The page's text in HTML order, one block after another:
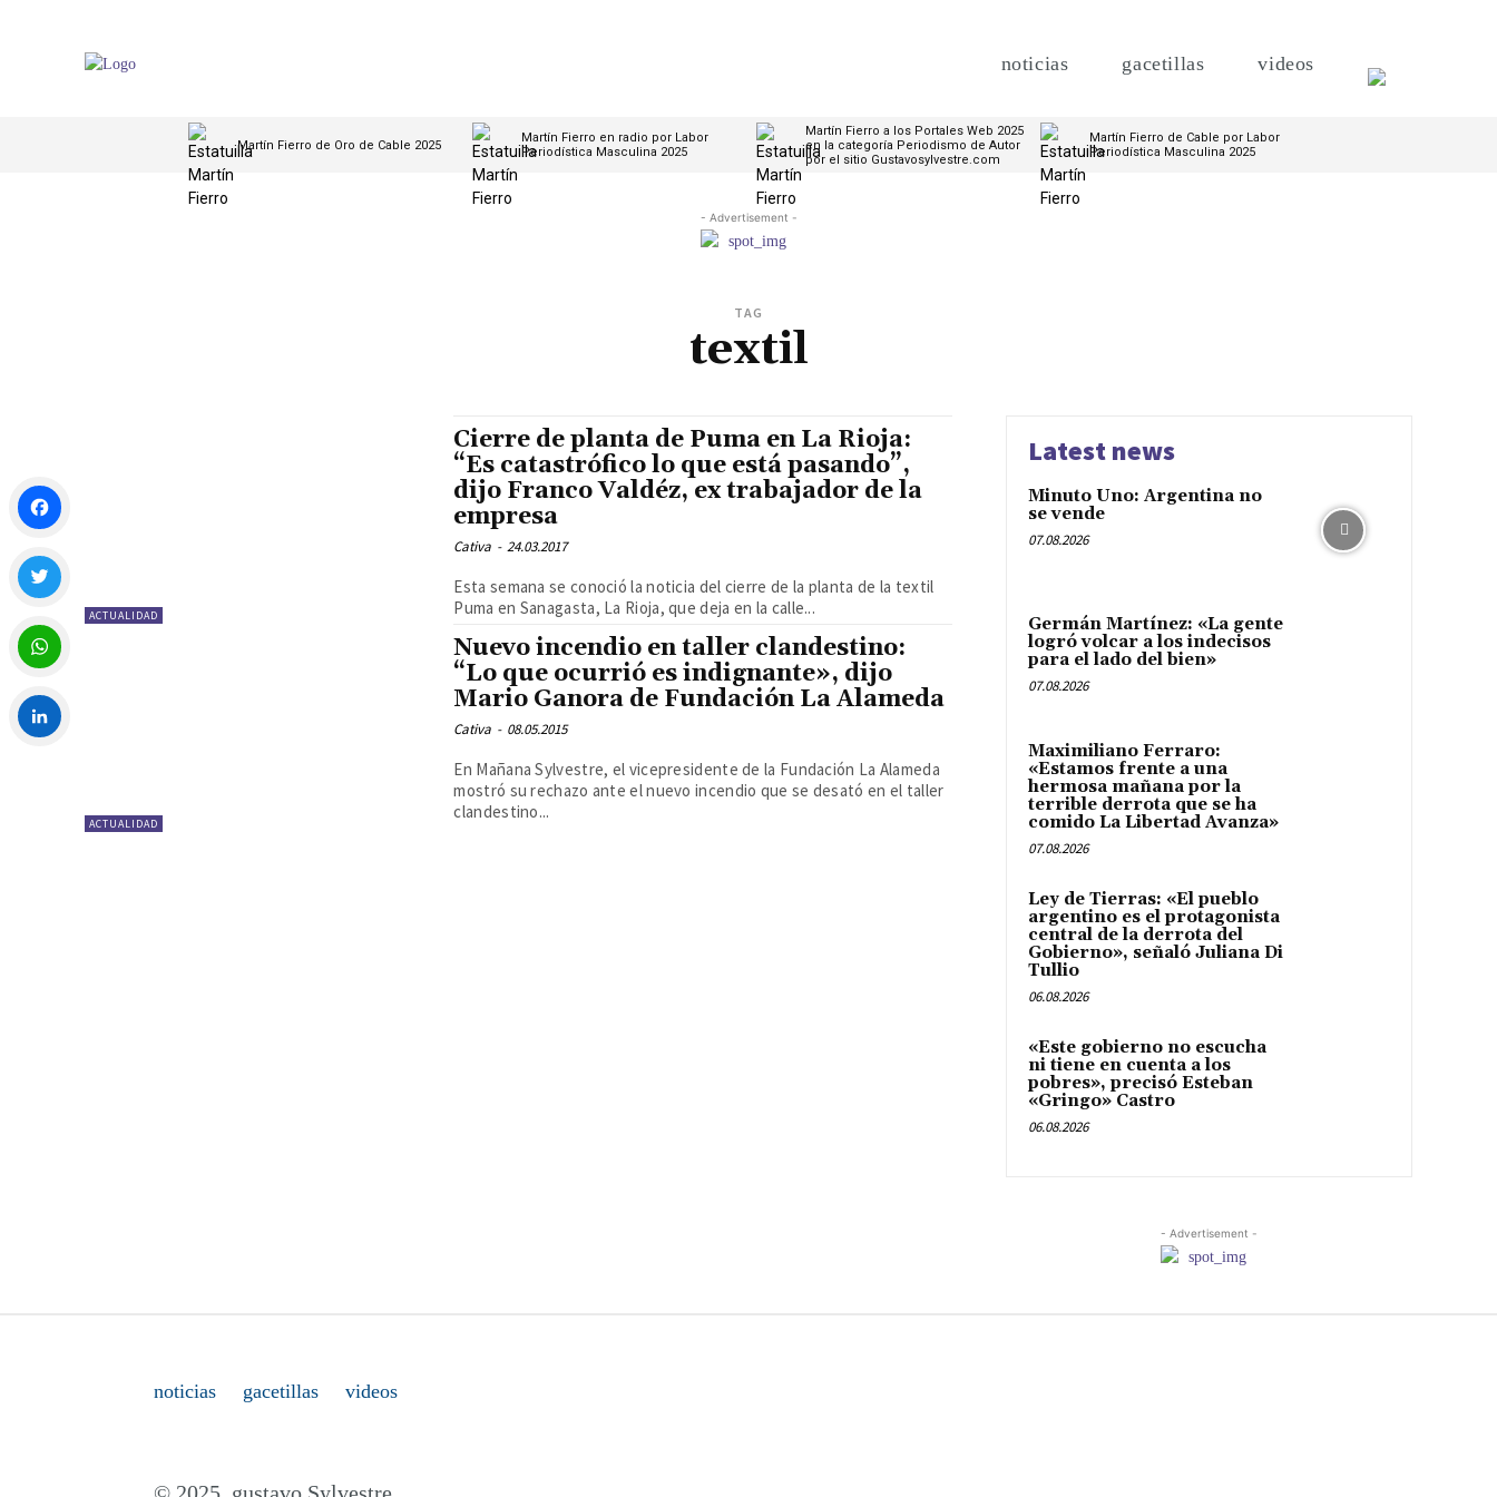
noticias gacetillas videos
Martín Fierro de Oro de Cable 2025
Martín Fierro en radio por Labor
Periodística Masculina 2025
Martín Fierro a los Portales Web 2025
en la categoría Periodismo de Autor
por el sitio Gustavosylvestre.com
Martín Fierro de Cable por Labor
Periodística Masculina 2025
- Advertisement -
TAG
textil
ACTUALIDAD
Cierre de planta de Puma en La Rioja:
“Es catastrófico lo que está pasando”,
dijo Franco Valdéz, ex trabajador de la
empresa
Cativa - 24.03.2017
Esta semana se conoció la noticia del cierre de la planta de la textil
Puma en Sanagasta, La Rioja, que deja en la calle...
ACTUALIDAD
Nuevo incendio en taller clandestino:
“Lo que ocurrió es indignante», dijo
Mario Ganora de Fundación La Alameda
Cativa - 08.05.2015
En Mañana Sylvestre, el vicepresidente de la Fundación La Alameda
mostró su rechazo ante el nuevo incendio que se desató en el taller
clandestino...
Latest news
Minuto Uno: Argentina no
se vende
07.08.2026
Germán Martínez: «La gente
logró volcar a los indecisos
para el lado del bien»
07.08.2026
Maximiliano Ferraro:
«Estamos frente a una
hermosa mañana por la
terrible derrota que se ha
comido La Libertad Avanza»
07.08.2026
Ley de Tierras: «El pueblo
argentino es el protagonista
central de la derrota del
Gobierno», señaló Juliana Di
Tullio
06.08.2026
«Este gobierno no escucha
ni tiene en cuenta a los
pobres», precisó Esteban
«Gringo» Castro
06.08.2026
- Advertisement -
noticias gacetillas videos
Facebook
Twitter
WhatsApp